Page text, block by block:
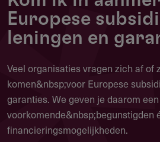
Europese
leningen en
Veel organisaties vragen zich af of
komen&nbsp;voor Europese
garanties. We geven je daarom
voorkomende&nbsp;begunstigden
financieringsmogelijkheden.